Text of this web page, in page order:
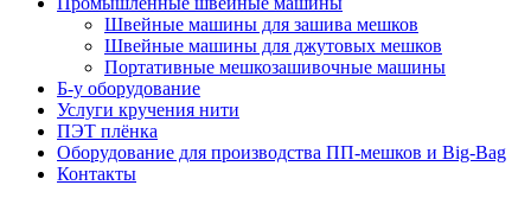
Швейные машины для зашива мешков
Швейные машины для джутовых мешков
Портативные мешкозашивочные машины
Б-у оборудование
Услуги кручения нити
ПЭТ плёнка
Оборудование для производства ПП-мешков и Big-Bag
Контакты